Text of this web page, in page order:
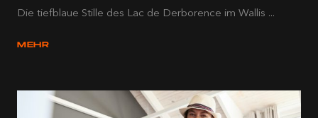
Die tiefblaue Stille des Lac de Derborence im Wallis ...
MEHR